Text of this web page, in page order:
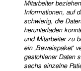
Mitarbeiter
Informationen, auf
schwierig, die
herunterladen
und Mitarbeiter zu
ein ‚Beweispaket‘
gestohlener Daten
sechs einzelne